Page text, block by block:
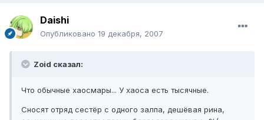
Daishi
Опубликовано 19 декабря, 2007
Zoid сказал:
Что обычные хаосмары... У хаоса есть тысячные.
Сносят отряд сестёр с одного залпа, дешёвая рина,